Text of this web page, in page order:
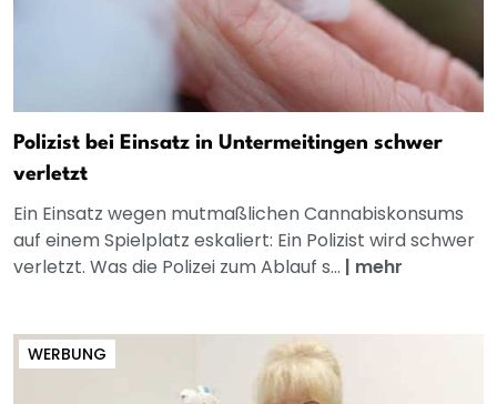
Polizist bei Einsatz in Untermeitingen schwer
verletzt
Ein Einsatz wegen mutmaßlichen Cannabiskonsums
auf einem Spielplatz eskaliert: Ein Polizist wird schwer
verletzt. Was die Polizei zum Ablauf s... | mehr
WERBUNG